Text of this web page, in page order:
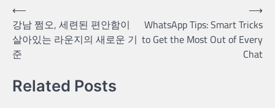
Post
navigation
⟵
강남 쩜오, 세련된 편안함이
살아있는 라운지의 새로운 기
준
WhatsApp Tips: Smart Tricks
to Get the Most Out of Every
Chat
⟶
Related Posts